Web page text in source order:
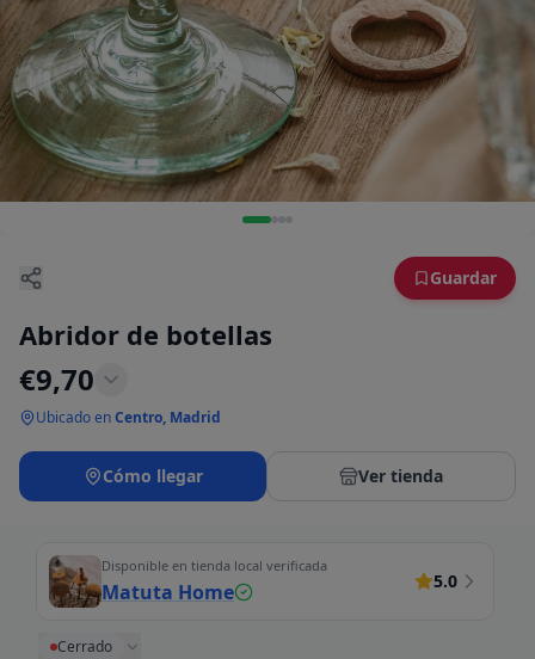
Guardar
Abridor de botellas
€9,70
Ubicado enCentro, Madrid
Cómo llegar Ver tienda
Disponible en tienda local verificada
Matuta Home 5.0
Cerrado